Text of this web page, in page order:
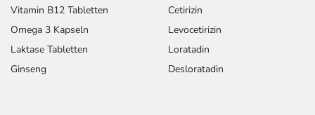
Vitamin B12 Tabletten
Omega 3 Kapseln
Laktase Tabletten
Ginseng
Cetirizin
Levocetirizin
Loratadin
Desloratadin